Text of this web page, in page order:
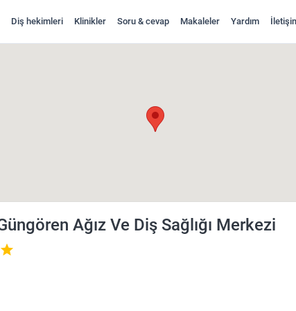
ve Randevu Al
Diş hekimleri Klinikler Soru & cevap Makaleler Yardım
Ağız Ve Diş Sağlığı Merkezi